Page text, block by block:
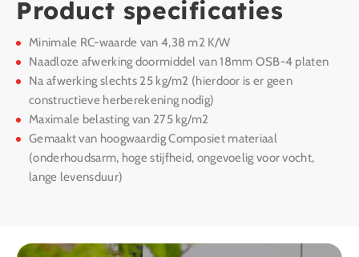
Product specificaties
Minimale RC-waarde van 4,38 m2 K/W
Naadloze afwerking doormiddel van 18mm OSB-4 platen
Na afwerking slechts 25 kg/m2 (hierdoor is er geen
constructieve herberekening nodig)
Maximale belasting van 275 kg/m2
Gemaakt van hoogwaardig Composiet materiaal
(onderhoudsarm, hoge stijfheid, ongevoelig voor vocht,
lange levensduur)